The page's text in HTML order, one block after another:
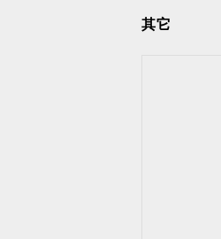
其它